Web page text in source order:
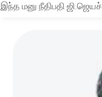
இந்த மனு நீதிபதி